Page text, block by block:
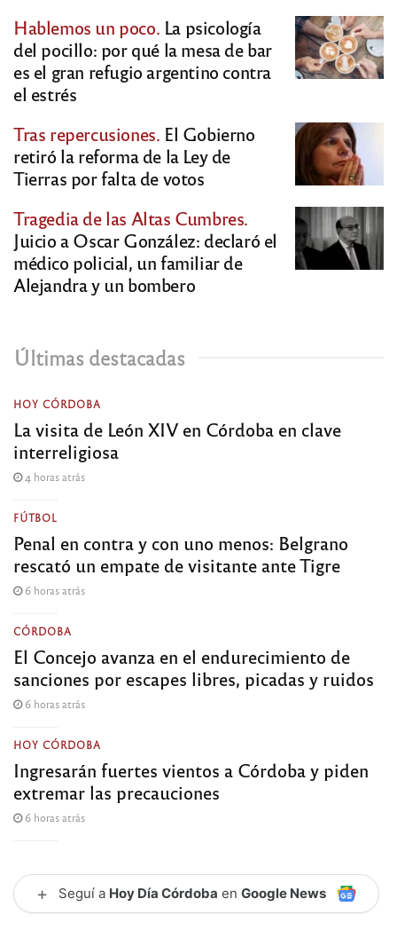
Hablemos un poco. La psicología
del pocillo: por qué la mesa de bar
es el gran refugio argentino contra
el estrés
Tras repercusiones. El Gobierno
retiró la reforma de la Ley de
Tierras por falta de votos
Tragedia de las Altas Cumbres.
Juicio a Oscar González: declaró el
médico policial, un familiar de
Alejandra y un bombero
Últimas destacadas
HOY CÓRDOBA
La visita de León XIV en Córdoba en clave
interreligiosa
4 horas atrás
FÚTBOL
Penal en contra y con uno menos: Belgrano
rescató un empate de visitante ante Tigre
6 horas atrás
CÓRDOBA
El Concejo avanza en el endurecimiento de
sanciones por escapes libres, picadas y ruidos
6 horas atrás
HOY CÓRDOBA
Ingresarán fuertes vientos a Córdoba y piden
extremar las precauciones
6 horas atrás
+ Seguí a Hoy Día Córdoba en Google News